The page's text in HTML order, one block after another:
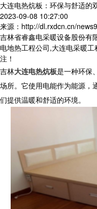
大连电热炕板：环保与舒适的
2023-09-08 10:27:00
来源：http://dl.rxdcn.cn/
吉林省睿鑫电采暖设备股份有
电地热工程公司,大连电采暖
注！
吉林大连电热炕板是一种环保
场所。它使用电能作为能源，
们提供温暖和舒适的环境。